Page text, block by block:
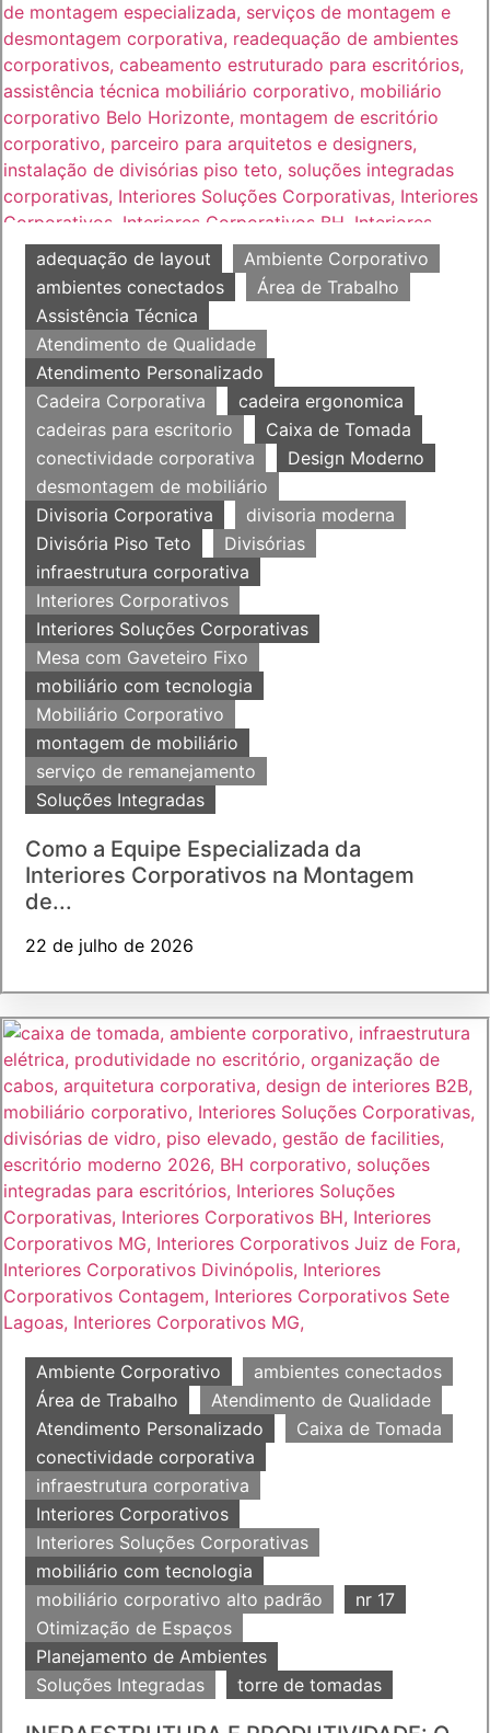
adequação de layout
Ambiente Corporativo
ambientes conectados
Área de Trabalho
Assistência Técnica
Atendimento de Qualidade
Atendimento Personalizado
Cadeira Corporativa
cadeira ergonomica
cadeiras para escritorio
Caixa de Tomada
conectividade corporativa
Design Moderno
desmontagem de mobiliário
Divisoria Corporativa
divisoria moderna
Divisória Piso Teto
Divisórias
infraestrutura corporativa
Interiores Corporativos
Interiores Soluções Corporativas
Mesa com Gaveteiro Fixo
mobiliário com tecnologia
Mobiliário Corporativo
montagem de mobiliário
serviço de remanejamento
Soluções Integradas
Como a Equipe Especializada da
Interiores Corporativos na Montagem
de...
22 de julho de 2026
Ambiente Corporativo
ambientes conectados
Área de Trabalho
Atendimento de Qualidade
Atendimento Personalizado
Caixa de Tomada
conectividade corporativa
infraestrutura corporativa
Interiores Corporativos
Interiores Soluções Corporativas
mobiliário com tecnologia
mobiliário corporativo alto padrão
nr 17
Otimização de Espaços
Planejamento de Ambientes
Soluções Integradas
torre de tomadas